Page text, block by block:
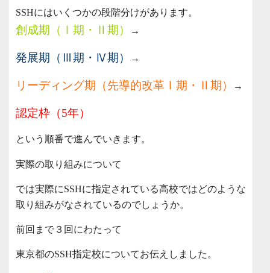
SSHにはいくつかの段階分けがあります。
創成期（Ⅰ期・Ⅱ期） →
発展期（Ⅲ期・Ⅳ期） →
リーディング期（先導的改革Ⅰ期・Ⅱ期） →
認定枠（5年）
という順番で進んでいきます。
実際の取り組みについて
では実際にSSHに指定されている高校ではどのような
取り組みがなされているのでしょうか。
前回まで３回にわたって
東京都のSSH指定校についてお伝えしました。